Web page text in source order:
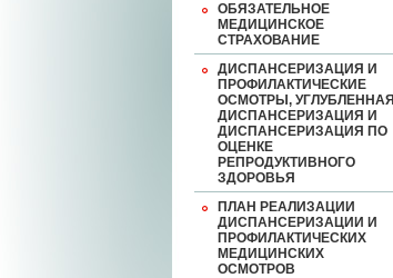
ОБЯЗАТЕЛЬНОЕ
МЕДИЦИНСКОЕ
СТРАХОВАНИЕ
ДИСПАНСЕРИЗАЦИЯ И
ПРОФИЛАКТИЧЕСКИЕ
ОСМОТРЫ, УГЛУБЛЕННАЯ
ДИСПАНСЕРИЗАЦИЯ И
ДИСПАНСЕРИЗАЦИЯ ПО
ОЦЕНКЕ
РЕПРОДУКТИВНОГО
ЗДОРОВЬЯ
ПЛАН РЕАЛИЗАЦИИ
ДИСПАНСЕРИЗАЦИИ И
ПРОФИЛАКТИЧЕСКИХ
МЕДИЦИНСКИХ
ОСМОТРОВ